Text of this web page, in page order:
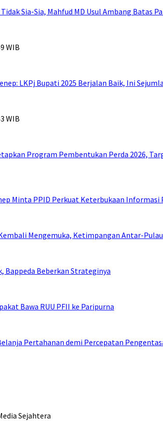
Sia-Sia, Mahfud MD Usul Ambang Batas
WIB
LKPj Bupati 2025 Berjalan Baik, Ini
WIB
Program Pembentukan Perda 2026,
Minta PPID Perkuat Keterbukaan Informasi
Mengemuka, Ketimpangan Antar-
Bappeda Beberkan Strateginya
Bawa RUU PFII ke Paripurna
Pertahanan demi Percepatan
Sejahtera